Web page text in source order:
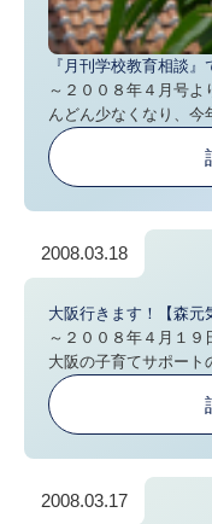
『月刊学校教育相談
～２００８年４月号より～ 出張から戻るたびに、札幌
んどん少なくなり、
2008.03.18
大阪行きます！【森元
～２００８年４月１
大阪の子育てサポー
2008.03.17